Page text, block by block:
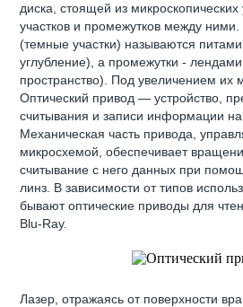
диска, стоящей из
участков и промежутков между ними.
(темные участки) называются
углубление), а промежутки -
пространство). Под увеличением их
Оптический привод — устройство,
считывания и записи информации на
Механическая часть привода,
микросхемой, обеспечивает
считывание с него данных при
линз. В зависимости от типов
бывают оптические приводы для
Blu-Ray.
Лазер, отражаясь от поверхности